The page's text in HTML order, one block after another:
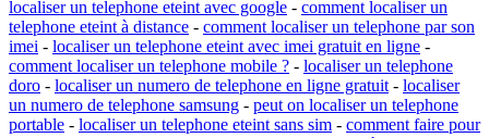
localiser un telephone eteint avec google - comment localiser un
telephone eteint à distance - comment localiser un telephone par son
imei - localiser un telephone eteint avec imei gratuit en ligne -
comment localiser un telephone mobile ? - localiser un telephone
doro - localiser un numero de telephone en ligne gratuit - localiser
un numero de telephone samsung - peut on localiser un telephone
portable - localiser un telephone eteint sans sim - comment faire pour